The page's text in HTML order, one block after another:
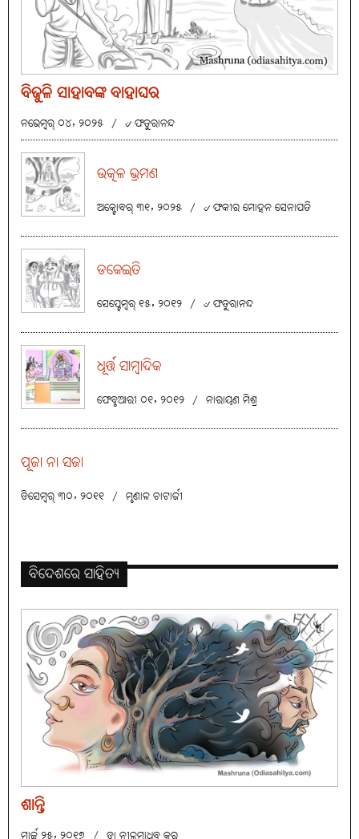
ବିଜୁଳି ସାହାବଙ୍କ ବାହାଘର
ନଭେମ୍ବର୍ ୦୪, ୨୦୨୫ / ୰ ଫତୁରାନନ୍ଦ
ଉତ୍କଳ ଭ୍ରମଣ
ଅକ୍ଟୋବର୍ ୩୧, ୨୦୨୫ / ୰ ଫକୀର ମୋହନ ସେନାପତି
ଡକେଇତି
ସେପ୍ଟେମ୍ବର୍ ୧୫, ୨୦୧୨ / ୰ ଫତୁରାନନ୍ଦ
ଧୂର୍ତ୍ତ ସାମ୍ବାଦିକ
ଫେବୃଆରୀ ୦୧, ୨୦୧୨ / ନାରାୟଣ ମିଶ୍ର
ପୂଜା ନା ସଜା
ଡିସେମ୍ବର୍ ୩୦, ୨୦୧୧ / ମୃଣାଳ ଚାଟାର୍ଜୀ
ବିଦେଶରେ ସାହିତ୍ୟ
ଶାନ୍ତି